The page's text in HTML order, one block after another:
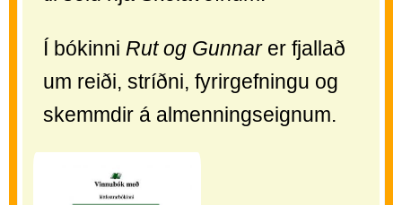
Í bókinni Rut og Gunnarer fjallað
um reiði, stríðni, fyrirgefningu og
skemmdir á almenningseignum.